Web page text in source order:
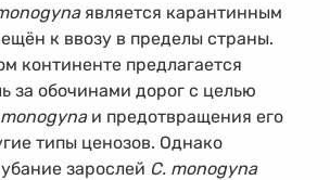
является карантинным
к ввозу в пределы страны.
континенте предлагается
за обочинами дорог с целью
monogynaи предотвращения его
типы ценозов. Однако
зарослей C. monogyna